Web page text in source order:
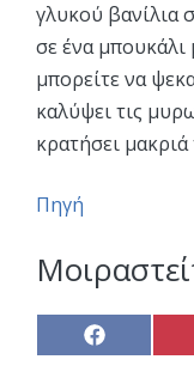
γλυκού βανίλια
σε ένα μπουκάλι
μπορείτε να
καλύψει τις
κρατήσει
Πηγή
Share
on